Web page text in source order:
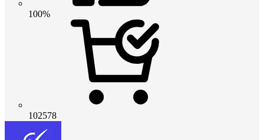
100%
102578